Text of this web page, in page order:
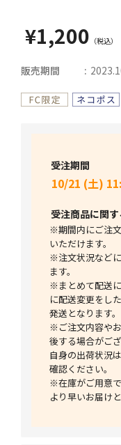
¥1,200
販売期間
受注期間
10/21 (土)
受注商品に関
※期間内にご注
いただけます。
※注文状況など
ます。
※まとめて配送
に配送変更をし
発送となります。
※ご注文内容や
後する場合がご
自身の出荷状況
確認ください。
※在庫がご用意
より早いお届け